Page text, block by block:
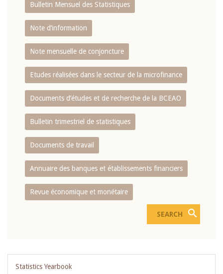
Bulletin Mensuel des Statistiques
Note d’information
Note mensuelle de conjoncture
Etudes réalisées dans le secteur de la microfinance
Documents d’études et de recherche de la BCEAO
Bulletin trimestriel de statistiques
Documents de travail
Annuaire des banques et établissements financiers
Revue économique et monétaire
Statistics Yearbook